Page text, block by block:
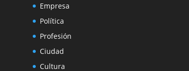
Empresa
Política
Profesión
Ciudad
Cultura